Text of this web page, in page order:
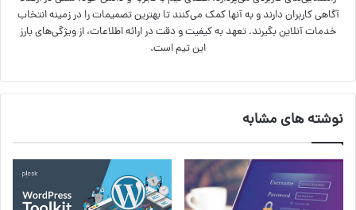
آگاهی کاربران دارند و به آنها کمک می‌کنند تا بهترین تصمیمات را در زمینه انتخاب
خدمات آنلاین بگیرند. تعهد به کیفیت و دقت در ارائه اطلاعات، از ویژگی‌های بارز
این تیم است.
نوشته های مشابه